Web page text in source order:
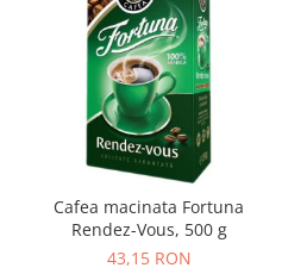
Cafea macinata Fortuna
Rendez-Vous, 500 g
43,15 RON